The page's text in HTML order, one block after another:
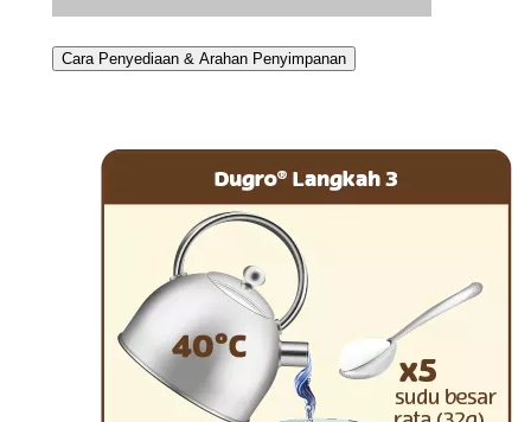
Cara Penyediaan & Arahan Penyimpanan